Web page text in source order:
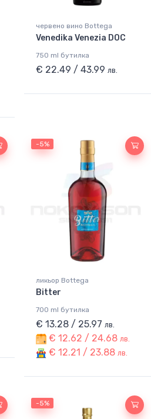
червено вино Bottega
Venedika Venezia DOC
750 ml бутилка
€ 22.49 / 43.99 лв.
-5%
ликьор Bottega
Bitter
700 ml бутилка
€ 13.28 / 25.97 лв.
€ 12.62 / 24.68 лв.
€ 12.21 / 23.88 лв.
-5%